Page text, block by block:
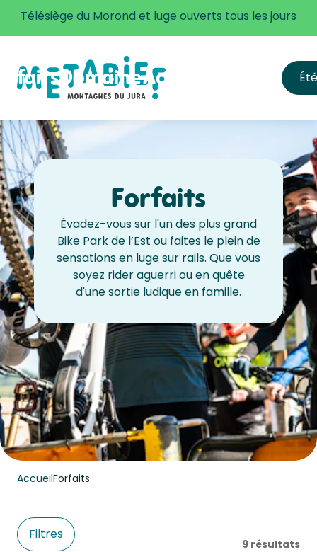
Télésiège du Morond et luge ouverts tous les jours
DomaineActivités Été
Forfaits
Évadez-vous sur l'un des plus grand
Bike Park de l’Est ou faites le plein de
sensations en luge sur rails. Que vous
soyez rider aguerri ou en quête
d'une sortie ludique en famille.
AccueilForfaits
Filtres
9 résultats